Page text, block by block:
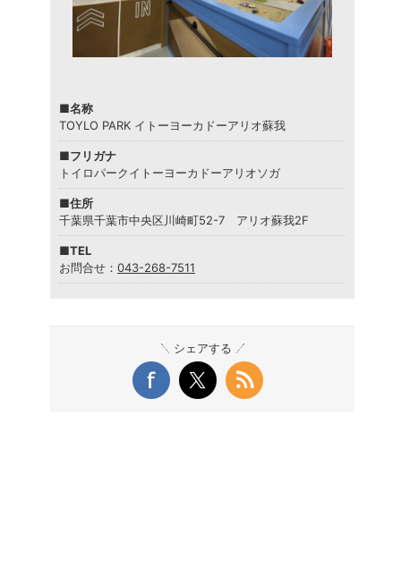
■名称
TOYLO PARK イトーヨーカドーアリオ蘇我
■フリガナ
トイロパークイトーヨーカドーアリオソガ
■住所
千葉県千葉市中央区川崎町52-7 アリオ蘇我2F
■TEL
お問合せ： 043-268-7511
シェアする